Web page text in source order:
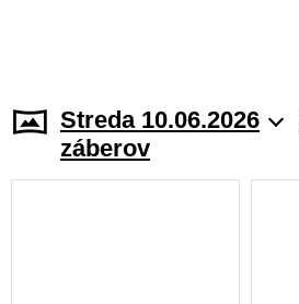
Streda 10.06.2026
záberov